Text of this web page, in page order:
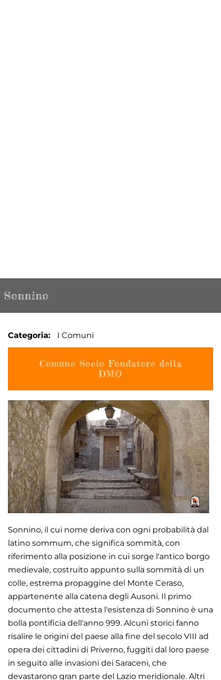
Sonnino
Categoria I Comuni
Comune Socio Fondatore della
DMO
Sonnino, il cui nome deriva con ogni probabilità dal
latino sommum, che significa sommità, con
riferimento alla posizione in cui sorge l'antico borgo
medievale, costruito appunto sulla sommità di un
colle, estrema propaggine del Monte Ceraso,
appartenente alla catena degli Ausoni. Il primo
documento che attesta l'esistenza di Sonnino è una
bolla pontificia dell'anno 999. Alcuni storici fanno
risalire le origini del paese alla fine del secolo VIII ad
opera dei cittadini di Priverno, fuggiti dal loro paese
in seguito alle invasioni dei Saraceni, che
devastarono gran parte del Lazio meridionale. Altri